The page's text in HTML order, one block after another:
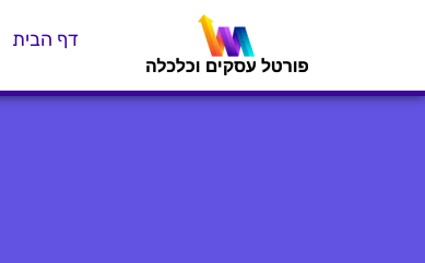
דף הבית